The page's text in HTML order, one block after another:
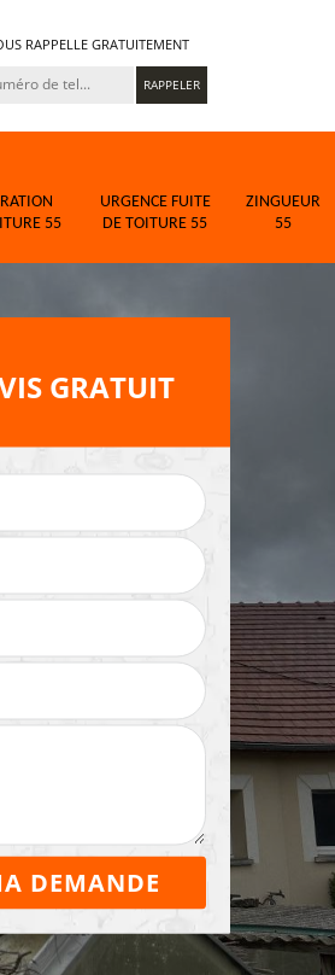
RAPPELLE GRATUITEMENT
55
URGENCE FUITE
DE TOITURE 55
ZINGUEUR
55
GRATUIT